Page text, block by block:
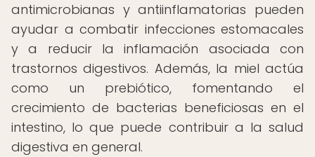
antimicrobianas y antiinflamatorias pueden
ayudar a combatir infecciones estomacales
y a reducir la inflamación asociada con
trastornos digestivos. Además, la miel actúa
como un prebiótico, fomentando el
crecimiento de bacterias beneficiosas en el
intestino, lo que puede contribuir a la salud
digestiva en general.